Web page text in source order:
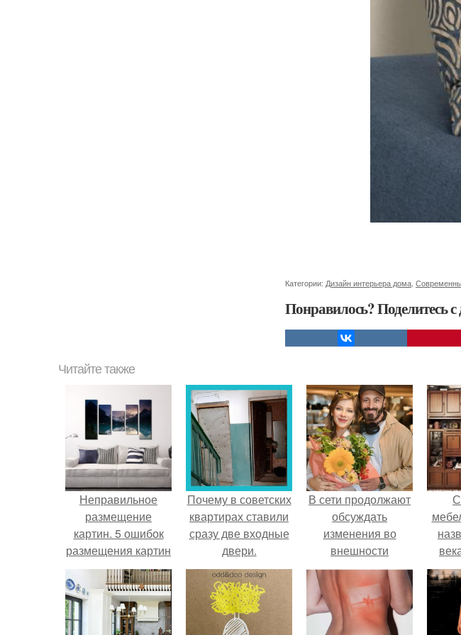
Категории: Дизайн интерьера дома
Понравилось? Поделитесь
Читайте также
Неправильное
размещение
картин. 5 ошибок
размещения картин
на стенах
Почему в советских
квартирах ставили
сразу две входные
двери.
В сети продолжают
обсуждать
изменения во
внешности
актрисы.